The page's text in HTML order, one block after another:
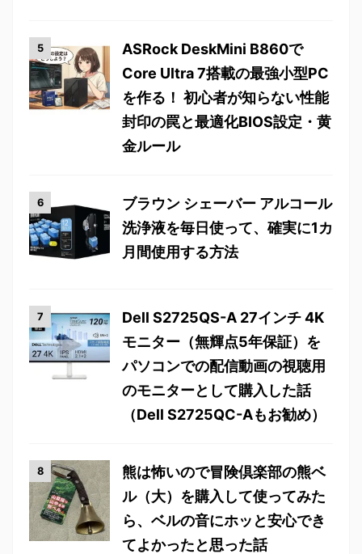
ASRock DeskMini B860で
Core Ultra 7搭載の最強小型PC
を作る！ 初心者が知らない性能
封印の罠と最適化BIOS設定・黄
金ルール
ブラウン シェーバー アルコール
洗浄液を毎日使って、確実に1カ
月間使用する方法
Dell S2725QS-A 27インチ 4K
モニター（無輝点5年保証）を
パソコンでの配信動画の視聴用
のモニターとして購入した話
（Dell S2725QC-Aもお勧め）
熊は怖いので冒険倶楽部の熊ベ
ル（大）を購入して使ってみた
ら、ベルの音にホッと安心でき
てよかったと思った話